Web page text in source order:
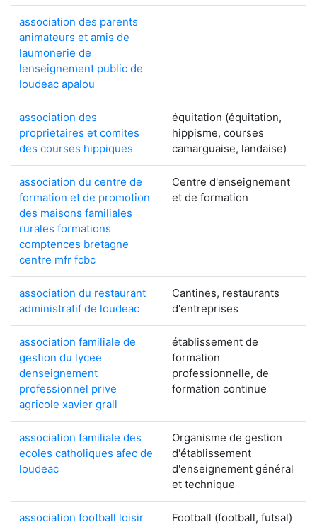
association des parents
animateurs et amis de
laumonerie de
lenseignement public de
loudeac apalou
association des
proprietaires et comites
des courses hippiques
équitation (équitation,
hippisme, courses
camarguaise, landaise)
association du centre de
formation et de promotion
des maisons familiales
rurales formations
comptences bretagne
centre mfr fcbc
Centre d'enseignement
et de formation
association du restaurant
administratif de loudeac
Cantines, restaurants
d'entreprises
association familiale de
gestion du lycee
denseignement
professionnel prive
agricole xavier grall
établissement de
formation
professionnelle, de
formation continue
association familiale des
ecoles catholiques afec de
loudeac
Organisme de gestion
d'établissement
d'enseignement général
et technique
association football loisir Football (football, futsal)